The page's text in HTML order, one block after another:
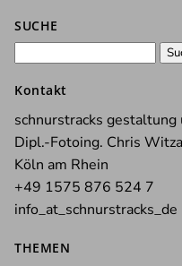
SUCHE
Kontakt
schnurstracks
Dipl.-Fotoing. Chris
Köln am Rhein
+49 1575 876 524 7
info_at_schnurstracks_de
THEMEN